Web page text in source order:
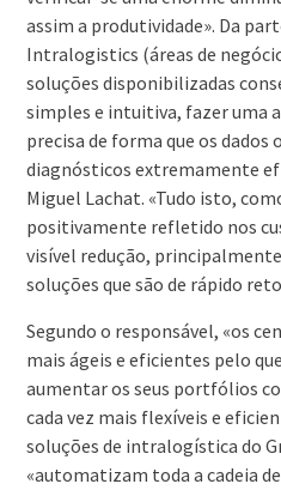
assim a produtividade». Da
Intralogistics (áreas de
soluções disponibilizadas
simples e intuitiva, fazer uma
precisa de forma que os
diagnósticos extremamente
Miguel Lachat. «Tudo isto,
positivamente refletido nos
visível redução,
soluções que são de rápido
Segundo o responsável, «os
mais ágeis e eficientes pelo
aumentar os seus portfólios
cada vez mais flexíveis e
soluções de intralogística do
«automatizam toda a cadeia